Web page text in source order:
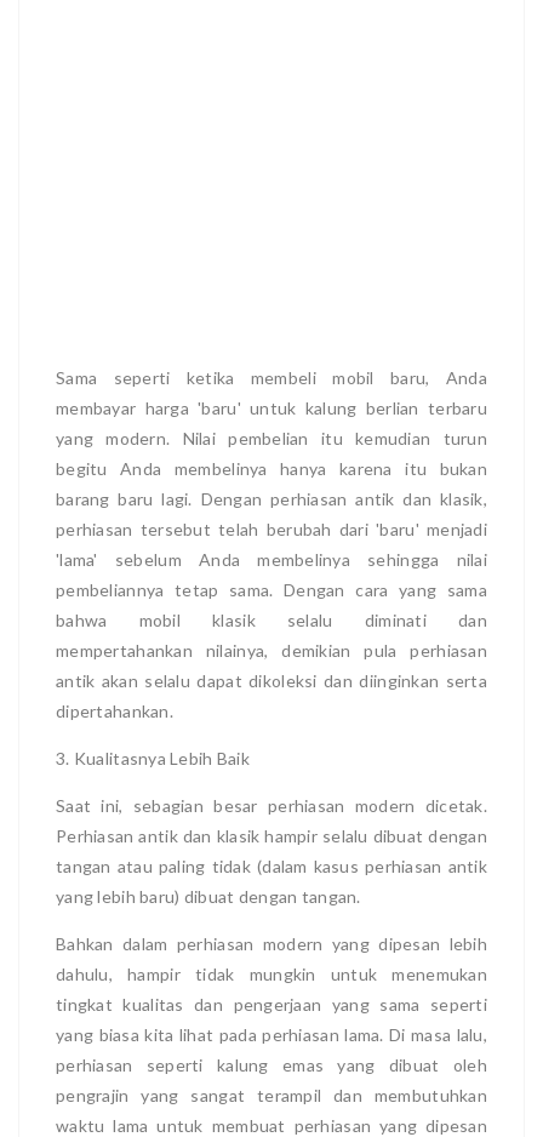
Sama seperti ketika membeli mobil baru, Anda
membayar harga 'baru' untuk kalung berlian terbaru
yang modern. Nilai pembelian itu kemudian turun
begitu Anda membelinya hanya karena itu bukan
barang baru lagi. Dengan perhiasan antik dan klasik,
perhiasan tersebut telah berubah dari 'baru' menjadi
'lama' sebelum Anda membelinya sehingga nilai
pembeliannya tetap sama. Dengan cara yang sama
bahwa mobil klasik selalu diminati dan
mempertahankan nilainya, demikian pula perhiasan
antik akan selalu dapat dikoleksi dan diinginkan serta
dipertahankan.
3. Kualitasnya Lebih Baik
Saat ini, sebagian besar perhiasan modern dicetak.
Perhiasan antik dan klasik hampir selalu dibuat dengan
tangan atau paling tidak (dalam kasus perhiasan antik
yang lebih baru) dibuat dengan tangan.
Bahkan dalam perhiasan modern yang dipesan lebih
dahulu, hampir tidak mungkin untuk menemukan
tingkat kualitas dan pengerjaan yang sama seperti
yang biasa kita lihat pada perhiasan lama. Di masa lalu,
perhiasan seperti kalung emas yang dibuat oleh
pengrajin yang sangat terampil dan membutuhkan
waktu lama untuk membuat perhiasan yang dipesan